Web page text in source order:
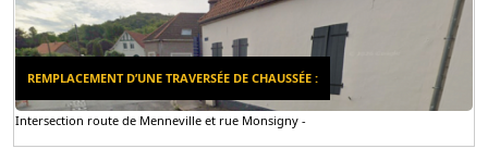
REMPLACEMENT D’UNE TRAVERSÉE DE CHAUSSÉE :
Intersection route de Menneville et rue Monsigny -